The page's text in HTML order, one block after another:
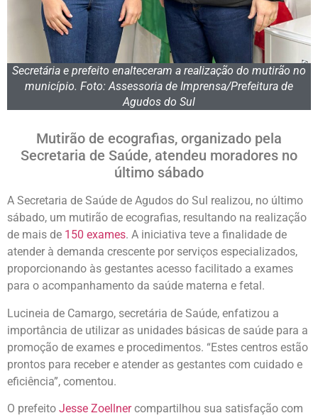
Secretária e prefeito enalteceram a realização do mutirão no
município. Foto: Assessoria de Imprensa/Prefeitura de
Agudos do Sul
Mutirão de ecografias, organizado pela
Secretaria de Saúde, atendeu moradores no
último sábado
A Secretaria de Saúde de Agudos do Sul realizou, no último
sábado, um mutirão de ecografias, resultando na realização
de mais de 150 exames. A iniciativa teve a finalidade de
atender à demanda crescente por serviços especializados,
proporcionando às gestantes acesso facilitado a exames
para o acompanhamento da saúde materna e fetal.
Lucineia de Camargo, secretária de Saúde, enfatizou a
importância de utilizar as unidades básicas de saúde para a
promoção de exames e procedimentos. “Estes centros estão
prontos para receber e atender as gestantes com cuidado e
eficiência”, comentou.
O prefeito Jesse Zoellnercompartilhou sua satisfação com